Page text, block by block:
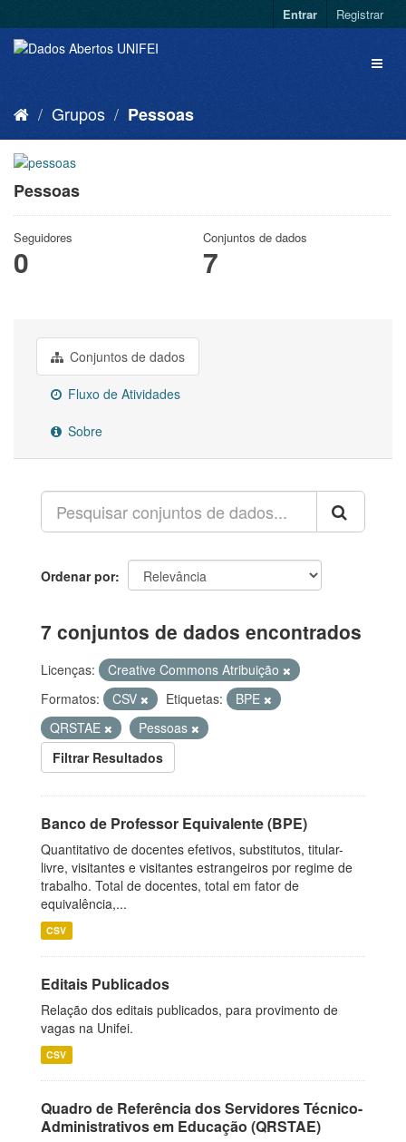
Entrar Registrar
Grupos Pessoas
Pessoas
Seguidores
0
Conjuntos de dados
7
Conjuntos de dados
Fluxo de Atividades
Sobre
Ordenar por
7 conjuntos de dados encontrados
Licenças:
Creative Commons Atribuição
Formatos:
CSV Etiquetas:
BPE
QRSTAE
Pessoas
Filtrar Resultados
Banco de Professor Equivalente (BPE)
Quantitativo de docentes efetivos, substitutos, titular-
livre, visitantes e visitantes estrangeiros por regime de
trabalho. Total de docentes, total em fator de
equivalência,...
CSV
Editais Publicados
Relação dos editais publicados, para provimento de
vagas na Unifei.
CSV
Quadro de Referência dos Servidores Técnico-
Administrativos em Educação (QRSTAE)